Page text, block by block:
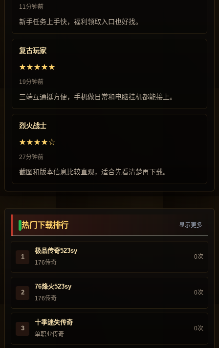
11分钟前
新手任务上手快，福利领取入口也好找。
复古玩家
★★★★★
19分钟前
三端互通挺方便，手机做日常和电脑挂机都能接上。
烈火战士
★★★★☆
27分钟前
截图和版本信息比较直观，适合先看清楚再下载。
热门下载排行 显示更多
1
极品传奇523sy
176传奇
0次
2
76烽火523sy
176传奇
0次
3
十季迷失传奇
单职业传奇
0次